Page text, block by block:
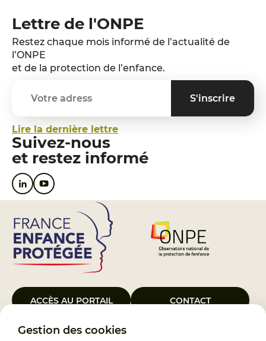
Gestion des cookies
Lettre de l'ONPE
Restez chaque mois informé de l’actualité de
l’ONPE
et de la protection de l’enfance.
Lire la dernière lettre
Suivez-nous
et restez informé
ACCÈS AU PORTAIL CONTACT
Le Groupement d’Intérêt Public France Enfance Protégée, créé le 5